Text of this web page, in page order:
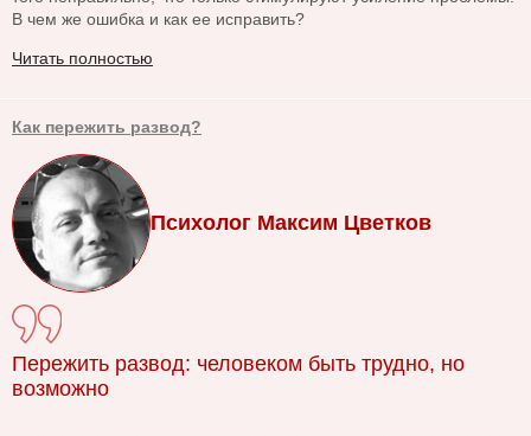
В чем же ошибка и как ее исправить?
Читать полностью
Как пережить развод?
Психолог Максим Цветков
Пережить развод: человеком быть трудно, но
возможно